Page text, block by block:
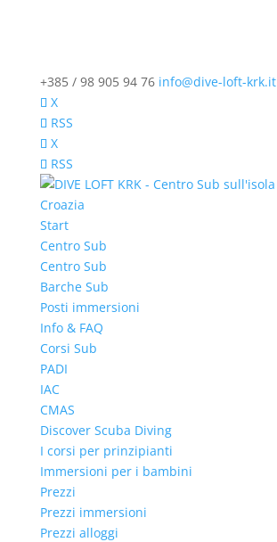
+385 / 98 905 94 76 info@dive-loft-krk.it
X
RSS
X
RSS
Start
Centro Sub
Centro Sub
Barche Sub
Posti immersioni
Info & FAQ
Corsi Sub
PADI
IAC
CMAS
Discover Scuba Diving
I corsi per prinzipianti
Immersioni per i bambini
Prezzi
Prezzi immersioni
Prezzi alloggi